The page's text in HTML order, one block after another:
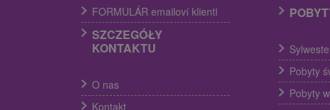
FORMULÁR emailoví klienti
SZCZEGÓŁY
KONTAKTU
O nas
Kontakt
Pobyty
Pobyty